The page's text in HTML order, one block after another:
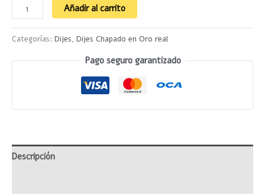
Añadir al carrito
Categorías: Dijes, Dijes Chapado en Oro real
Pago seguro garantizado
Descripción